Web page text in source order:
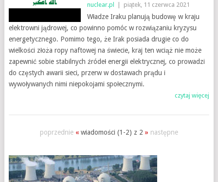
nuclear.pl piątek, 11 czerwca 2021
Władze Iraku planują budowę w kraju
elektrowni jądrowej, co powinno pomóc w rozwiązaniu kryzysu
energetycznego. Pomimo tego, że Irak posiada drugie co do
wielkości złoża ropy naftowej na świecie, kraj ten wciąż nie może
zapewnić sobie stabilnych źródeł energii elektrycznej, co prowadzi
do częstych awarii sieci, przerw w dostawach prądu i
wywoływanych nimi niepokojami społecznymi.
czytaj więcej
poprzednie «wiadomości (1-2) z 2 » następne